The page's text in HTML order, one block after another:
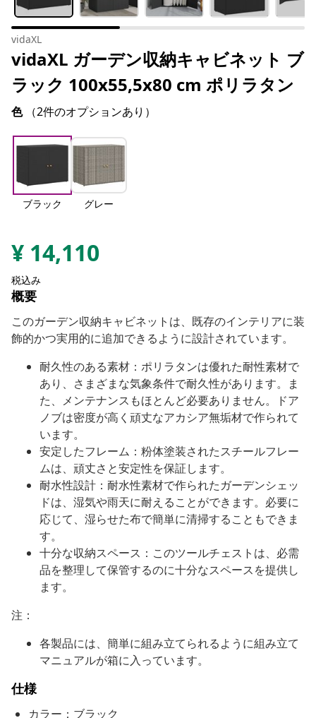
vidaXL
vidaXL ガーデン収納キャビネット ブ
ラック 100x55,5x80 cm ポリラタン
色 （2件のオプションあり）
ブラック グレー
¥ 14,110
税込み
概要
このガーデン収納キャビネットは、既存のインテリアに装
飾的かつ実用的に追加できるように設計されています。
耐久性のある素材：ポリラタンは優れた耐性素材で
あり、さまざまな気象条件で耐久性があります。ま
た、メンテナンスもほとんど必要ありません。ドア
ノブは密度が高く頑丈なアカシア無垢材で作られて
います。
安定したフレーム：粉体塗装されたスチールフレー
ムは、頑丈さと安定性を保証します。
耐水性設計：耐水性素材で作られたガーデンシェッ
ドは、湿気や雨天に耐えることができます。必要に
応じて、湿らせた布で簡単に清掃することもできま
す。
十分な収納スペース：このツールチェストは、必需
品を整理して保管するのに十分なスペースを提供し
ます。
注：
各製品には、簡単に組み立てられるように組み立て
マニュアルが箱に入っています。
仕様
カラー：ブラック